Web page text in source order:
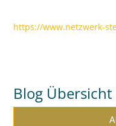
https://www.netzwerk-
Blog Übersicht